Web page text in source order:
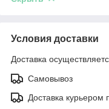
Условия доставки
Доставка
Самовывоз
Доставка курьером